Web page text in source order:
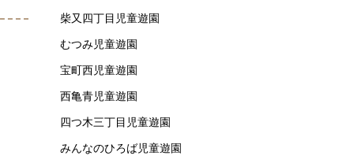
柴又四丁目児童遊園
むつみ児童遊園
宝町西児童遊園
西亀青児童遊園
四つ木三丁目児童遊園
みんなのひろば児童遊園